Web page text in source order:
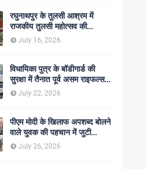
रघुनाथपुर के तुलसी आश्रम में
राजकीय तुलसी महोत्सव की
अनुशंसा, बीडीओ ने भेजी
सकारात्मक रिपोर्ट
July 16, 2026
विधायिका पुत्र के बॉडीगार्ड की
सुरक्षा में तैनात पूर्व असम राइफल्स
जवान की गोली मारकर हत्या,
सहकर्मी अंगरक्षक गिरफ्तार
July 22, 2026
पीएम मोदी के खिलाफ अपशब्द बोलने
वाले युवक की पहचान में जुटी
पुलिस, बक्सर एसपी ने दिए सख्त
कार्रवाई के संकेत
July 26, 2026